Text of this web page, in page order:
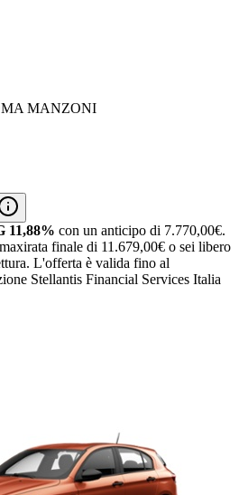
MANZONI
11,88% con un anticipo di 7.770,00€.
finale di 11.679,00€ o sei libero
L'offerta è valida fino al
Stellantis Financial Services Italia